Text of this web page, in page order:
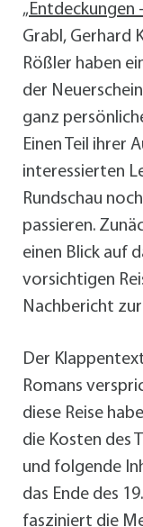
„Entdeckungen
Grabl, Gerhard
Rößler haben
der
ganz
Einen Teil ihrer
interessierten
Rundschau
passieren.
einen Blick auf
vorsichtigen
Nachbericht
Der
Romans
diese Reise
die Kosten des
und folgende
das Ende des
fasziniert die